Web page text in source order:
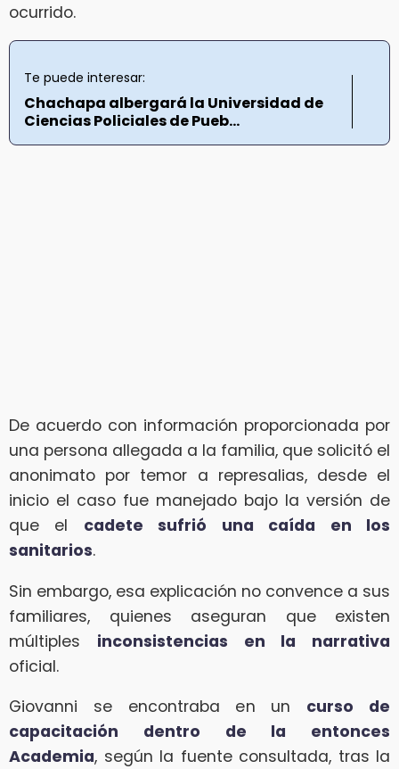
ocurrido.
Te puede interesar:
Chachapa albergará la Universidad de
Ciencias Policiales de Pueb...
De acuerdo con información proporcionada por
una persona allegada a la familia, que solicitó el
anonimato por temor a represalias, desde el
inicio el caso fue manejado bajo la versión de
que el cadete sufrió una caída en los
sanitarios.
Sin embargo, esa explicación no convence a sus
familiares, quienes aseguran que existen
múltiples inconsistencias en la narrativa
oficial.
Giovanni se encontraba en un curso de
capacitación dentro de la entonces
Academia, según la fuente consultada, tras la